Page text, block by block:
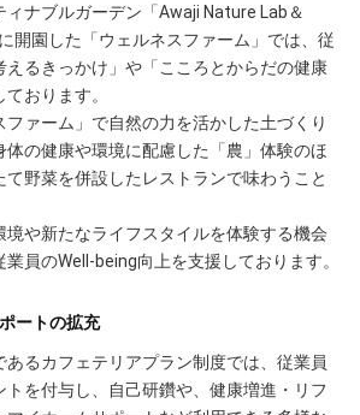
ナブルガーデン「Awaji Nature Lab＆
開園した「ウェルネスファーム」では、従
えるきっかけ」や「こころとからだの健康
おります。
ァーム」で自然の力を活かした土づくり
の健康や環境に配慮した「農」体験のほ
野菜を併設したレストランで味わうこと
境や新たなライフスタイルを体験する機会
員のWell-being向上を支援しております。
ートの拡充
るカフェテリアプラン制度では、従業員
トを付与し、自己研鑽や、健康増進・リフ